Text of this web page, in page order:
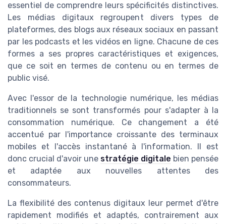
essentiel de comprendre leurs spécificités distinctives.
Les médias digitaux regroupent divers types de
plateformes, des blogs aux réseaux sociaux en passant
par les podcasts et les vidéos en ligne. Chacune de ces
formes a ses propres caractéristiques et exigences,
que ce soit en termes de contenu ou en termes de
public visé.
Avec l'essor de la technologie numérique, les médias
traditionnels se sont transformés pour s'adapter à la
consommation numérique. Ce changement a été
accentué par l'importance croissante des terminaux
mobiles et l'accès instantané à l'information. Il est
donc crucial d'avoir une stratégie digitale bien pensée
et adaptée aux nouvelles attentes des
consommateurs.
La flexibilité des contenus digitaux leur permet d'être
rapidement modifiés et adaptés, contrairement aux